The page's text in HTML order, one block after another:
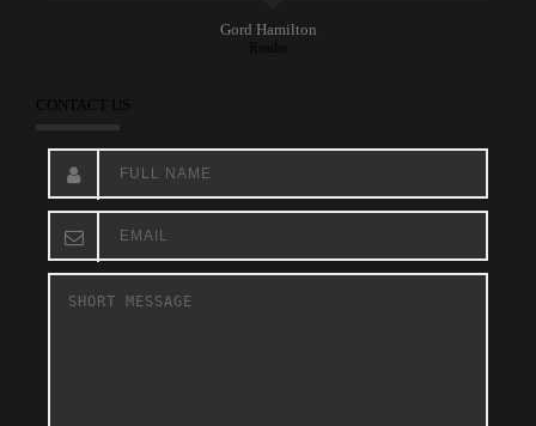
Gord Hamilton
Reader
CONTACT US